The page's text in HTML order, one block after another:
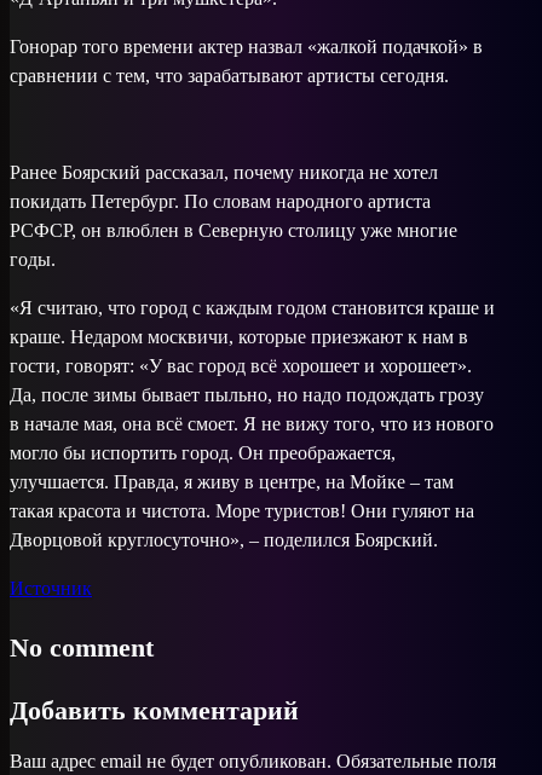
Гонорар того времени актер назвал «жалкой подачкой» в
сравнении с тем, что зарабатывают артисты сегодня.
Ранее Боярский рассказал, почему никогда не хотел
покидать Петербург. По словам народного артиста
РСФСР, он влюблен в Северную столицу уже многие
годы.
«Я считаю, что город с каждым годом становится краше и
краше. Недаром москвичи, которые приезжают к нам в
гости, говорят: «У вас город всё хорошеет и хорошеет».
Да, после зимы бывает пыльно, но надо подождать грозу
в начале мая, она всё смоет. Я не вижу того, что из нового
могло бы испортить город. Он преображается,
улучшается. Правда, я живу в центре, на Мойке – там
такая красота и чистота. Море туристов! Они гуляют на
Дворцовой круглосуточно», – поделился Боярский.
Источник
No comment
Добавить комментарий
Ваш адрес email не будет опубликован. Обязательные поля